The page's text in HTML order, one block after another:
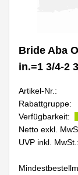
Bride Aba
in.=1 3/4-2
Artikel-Nr.:
Rabattgruppe:
Verfügbarkeit:
Netto exkl.
UVP inkl. MwSt.: